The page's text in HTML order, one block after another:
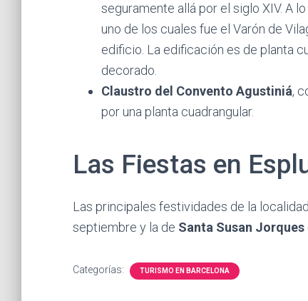
seguramente allá por el siglo XIV. A
uno de los cuales fue el Varón de
edificio. La edificación es de planta
decorado.
Claustro del Convento Agustiniá,
por una planta cuadrangular.
Las Fiestas en
Las principales festividades de la
septiembre y la de Santa Susan Jorques
Categorías: TURISMO EN BARCELONA